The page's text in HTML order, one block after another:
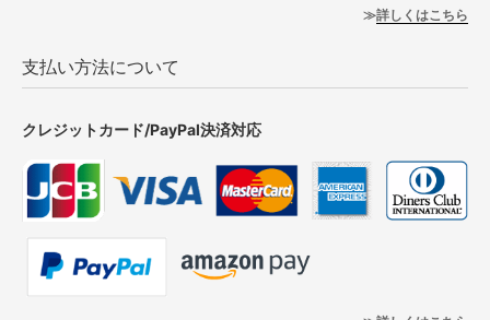
詳しくはこちら
支払い方法について
クレジットカード/PayPal決済対応